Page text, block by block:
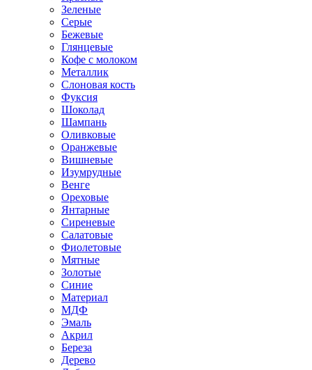
Зеленые
Серые
Бежевые
Глянцевые
Кофе с молоком
Металлик
Слоновая кость
Фуксия
Шоколад
Шампань
Оливковые
Оранжевые
Вишневые
Изумрудные
Венге
Ореховые
Янтарные
Сиреневые
Салатовые
Фиолетовые
Мятные
Золотые
Синие
Материал
МДФ
Эмаль
Акрил
Береза
Дерево